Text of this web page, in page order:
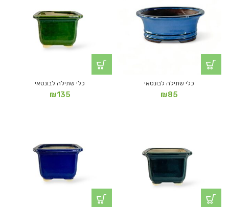
כלי שתילה לבונסאי
₪85
כלי שתילה לבונסאי
₪135